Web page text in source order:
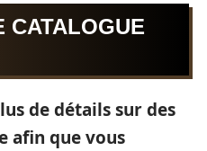
CATALOGUE
de détails sur des
afin que vous